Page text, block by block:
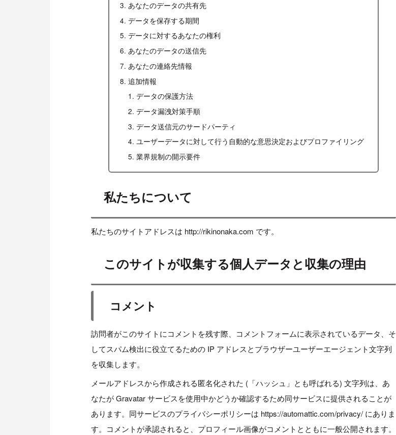
あなたのデータの共有先
データを保存する期間
データに対するあなたの権利
あなたのデータの送信先
あなたの連絡先情報
追加情報
データの保護方法
データ漏洩対策手順
データ送信元のサードパーティ
ユーザーデータに対して行う自動的な意思決定およびプロファイリング
業界規制の開示要件
私たちについて
私たちのサイトアドレスは http://rikinonaka.com です。
このサイトが収集する個人データと収集の理由
コメント
訪問者がこのサイトにコメントを残す際、コメントフォームに表示されているデータ、そ
してスパム検出に役立てるための IP アドレスとブラウザーユーザーエージェント文字列
を収集します。
メールアドレスから作成される匿名化された (「ハッシュ」とも呼ばれる) 文字列は、あ
なたが Gravatar サービスを使用中かどうか確認するため同サービスに提供されることが
あります。同サービスのプライバシーポリシーは https://automattic.com/privacy/ にありま
す。コメントが承認されると、プロフィール画像がコメントとともに一般公開されます。